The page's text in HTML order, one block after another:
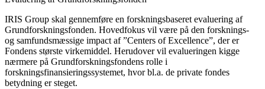
IRIS Group skal gennemføre en forskningsbaseret evaluering af
Grundforskningsfonden. Hovedfokus vil være på den forsknings-
og samfundsmæssige impact af ”Centers of Excellence”, der er
Fondens største virkemiddel. Herudover vil evalueringen kigge
nærmere på Grundforskningsfondens rolle i
forskningsfinansieringssystemet, hvor bl.a. de private fondes
betydning er steget.